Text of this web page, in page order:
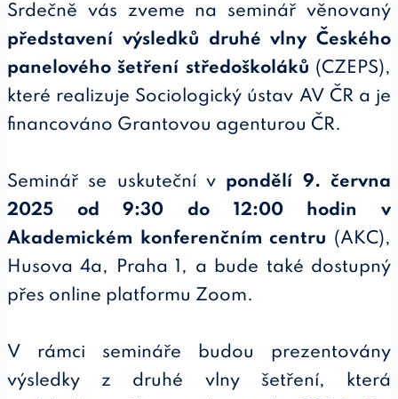
Srdečně vás zveme na seminář věnovaný
představení výsledků druhé vlny Českého
panelového šetření středoškoláků (CZEPS),
které realizuje Sociologický ústav AV ČR a je
financováno Grantovou agenturou ČR.
Seminář se uskuteční v pondělí 9. června
2025 od 9:30 do 12:00 hodin v
Akademickém konferenčním centru (AKC),
Husova 4a, Praha 1, a bude také dostupný
přes online platformu Zoom.
V rámci semináře budou prezentovány
výsledky z druhé vlny šetření, která